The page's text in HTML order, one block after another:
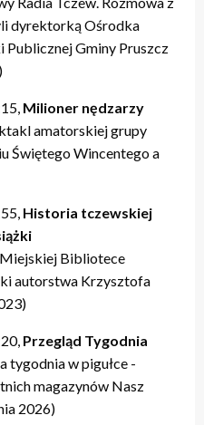
dyrektorką Ośrodka
Gminy Pruszcz
Milioner nędzarzy
amatorskiej grupy
Świętego Wincentego a
Historia tczewskiej
Bibliotece
autorstwa Krzysztofa
Przegląd Tygodnia
tygodnia w pigułce -
magazynów Nasz
2026)